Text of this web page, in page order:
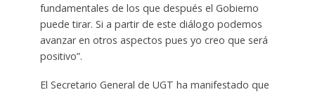
fundamentales de los que después el Gobierno
puede tirar. Si a partir de este diálogo podemos
avanzar en otros aspectos pues yo creo que será
positivo”.
El Secretario General de UGT ha manifestado que